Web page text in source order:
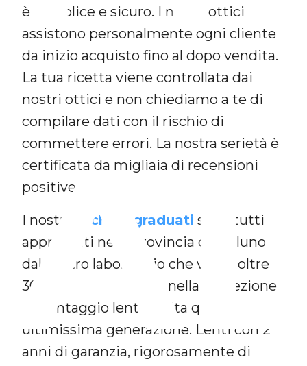
è semplice e sicuro. I nostri ottici
assistono personalmente ogni cliente
da inizio acquisto fino al dopo vendita.
La tua ricetta viene controllata dai
nostri ottici e non chiediamo a te di
compilare dati con il rischio di
commettere errori. La nostra serietà è
certificata da migliaia di recensioni
positive.
I nostri
occhiali graduati sono tutti
approntati nella provincia di Belluno
dal nostro laboratorio che vanta oltre
30 anni di esperienza nella confezione
e montaggio lenti di alta qualità ed
ultimissima generazione. Lenti con 2
anni di garanzia, rigorosamente di